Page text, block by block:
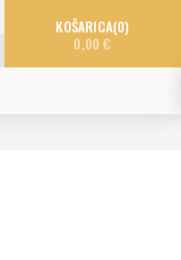
KOŠARICA 0
0,00 €